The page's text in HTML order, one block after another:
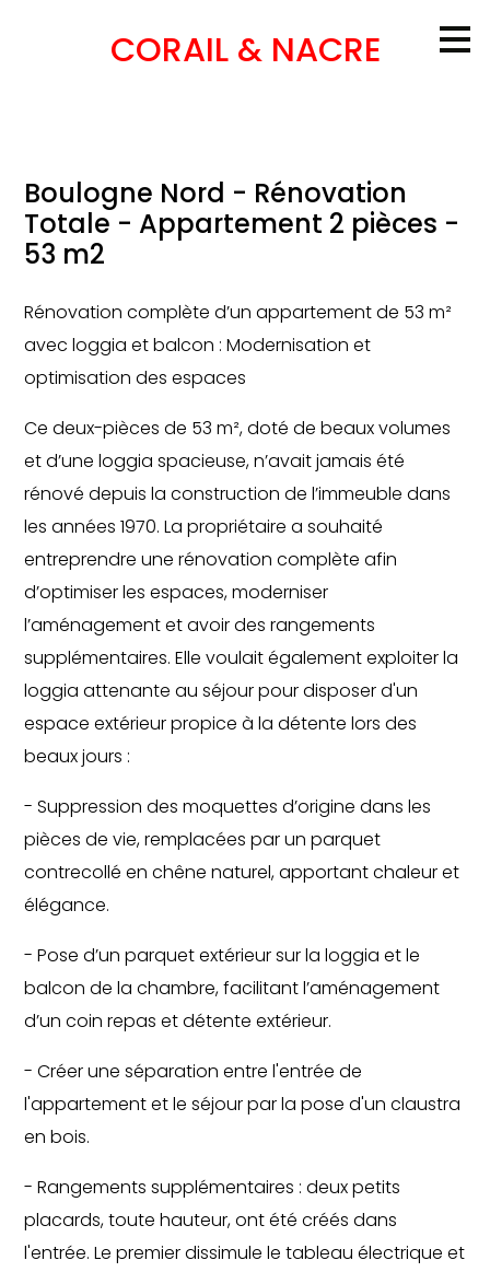
CORAIL & NACRE
Boulogne Nord - Rénovation
Totale - Appartement 2 pièces -
53 m2
Rénovation complète d’un appartement de 53 m²
avec loggia et balcon : Modernisation et
optimisation des espaces
Ce deux-pièces de 53 m², doté de beaux volumes
et d’une loggia spacieuse, n’avait jamais été
rénové depuis la construction de l’immeuble dans
les années 1970. La propriétaire a souhaité
entreprendre une rénovation complète afin
d’optimiser les espaces, moderniser
l’aménagement et avoir des rangements
supplémentaires. Elle voulait également exploiter la
loggia attenante au séjour pour disposer d'un
espace extérieur propice à la détente lors des
beaux jours :
- Suppression des moquettes d’origine dans les
pièces de vie, remplacées par un parquet
contrecollé en chêne naturel, apportant chaleur et
élégance.
- Pose d’un parquet extérieur sur la loggia et le
balcon de la chambre, facilitant l’aménagement
d’un coin repas et détente extérieur.
- Créer une séparation entre l'entrée de
l'appartement et le séjour par la pose d'un claustra
en bois.
- Rangements supplémentaires : deux petits
placards, toute hauteur, ont été créés dans
l'entrée. Le premier dissimule le tableau électrique et